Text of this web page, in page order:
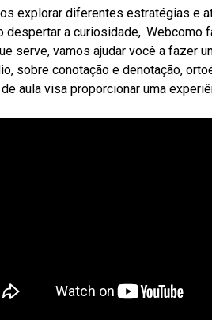
explorar diferentes estratégias e
despertar a curiosidade,. Webcomo
serve, vamos ajudar você a fazer
sobre conotação e denotação,
aula visa proporcionar uma